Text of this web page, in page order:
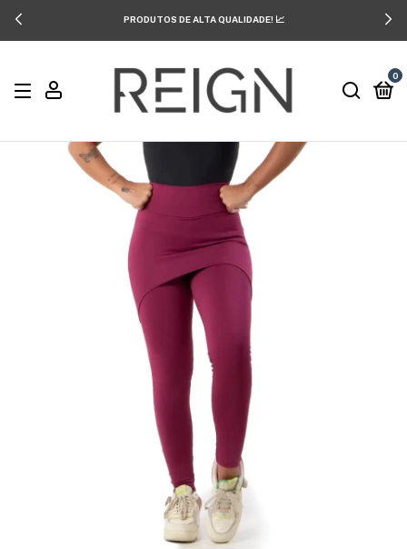
PRODUTOS DE ALTA QUALIDADE! 📈
0